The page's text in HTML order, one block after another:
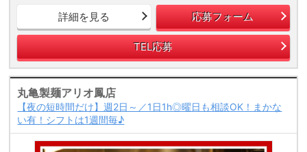
詳細を見る 応募フォーム
TEL応募
丸亀製麺アリオ鳳店
【夜の短時間だけ】週2日～／1日1h◎曜日も相談OK！まかな
い有！シフトは1週間毎♪